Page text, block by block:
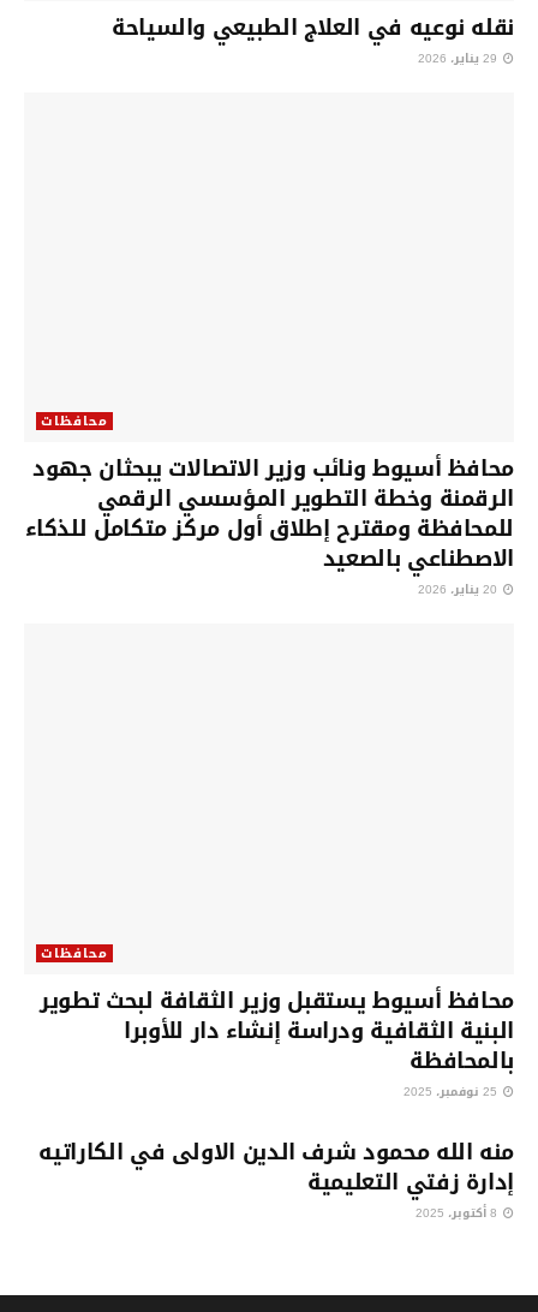
نقله نوعيه في العلاج الطبيعي والسياحة
محافظات
محافظ أسيوط ونائب وزير الاتصالات يبحثان جهود
الرقمنة وخطة التطوير المؤسسي الرقمي
للمحافظة ومقترح إطلاق أول مركز متكامل للذكاء
الاصطناعي بالصعيد
محافظات
محافظ أسيوط يستقبل وزير الثقافة لبحث تطوير
البنية الثقافية ودراسة إنشاء دار للأوبرا
بالمحافظة
منه الله محمود شرف الدين الاولى في الكاراتيه
إدارة زفتي التعليمية